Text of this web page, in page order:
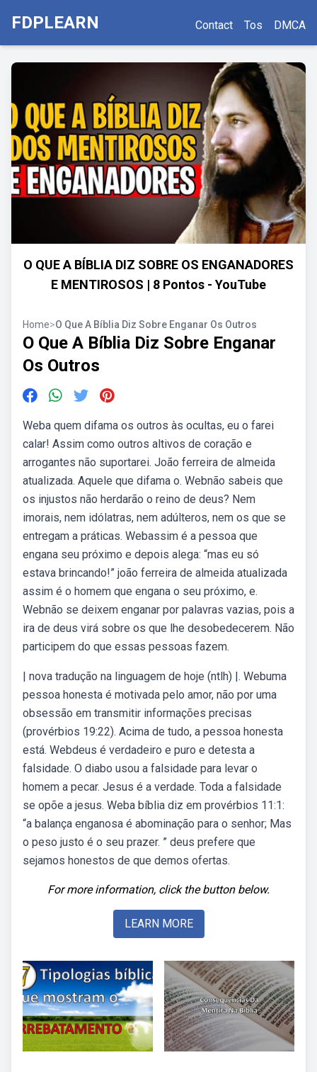
FDPLEARN Contact Tos DMCA
O QUE A BÍBLIA DIZ SOBRE OS ENGANADORES
E MENTIROSOS | 8 Pontos - YouTube
Home>O Que A Bíblia Diz Sobre Enganar Os Outros
O Que A Bíblia Diz Sobre Enganar
Os Outros
Weba quem difama os outros às ocultas, eu o farei
calar! Assim como outros altivos de coração e
arrogantes não suportarei. João ferreira de almeida
atualizada. Aquele que difama o. Webnão sabeis que
os injustos não herdarão o reino de deus? Nem
imorais, nem idólatras, nem adúlteros, nem os que se
entregam a práticas. Webassim é a pessoa que
engana seu próximo e depois alega: “mas eu só
estava brincando!” joão ferreira de almeida atualizada
assim é o homem que engana o seu próximo, e.
Webnão se deixem enganar por palavras vazias, pois a
ira de deus virá sobre os que lhe desobedecerem. Não
participem do que essas pessoas fazem.
| nova tradução na linguagem de hoje (ntlh) |. Webuma
pessoa honesta é motivada pelo amor, não por uma
obsessão em transmitir informações precisas
(provérbios 19:22). Acima de tudo, a pessoa honesta
está. Webdeus é verdadeiro e puro e detesta a
falsidade. O diabo usou a falsidade para levar o
homem a pecar. Jesus é a verdade. Toda a falsidade
se opõe a jesus. Weba bíblia diz em provérbios 11:1:
“a balança enganosa é abominação para o senhor; Mas
o peso justo é o seu prazer. ” deus prefere que
sejamos honestos de que demos ofertas.
For more information, click the button below.
LEARN MORE